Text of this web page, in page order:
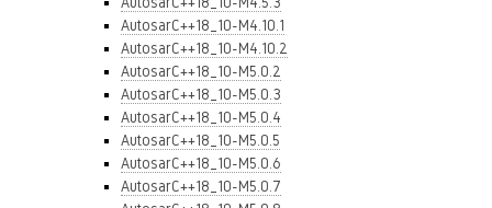
AutosarC++18_10-M4.10.1
AutosarC++18_10-M4.10.2
AutosarC++18_10-M5.0.2
AutosarC++18_10-M5.0.3
AutosarC++18_10-M5.0.4
AutosarC++18_10-M5.0.5
AutosarC++18_10-M5.0.6
AutosarC++18_10-M5.0.7